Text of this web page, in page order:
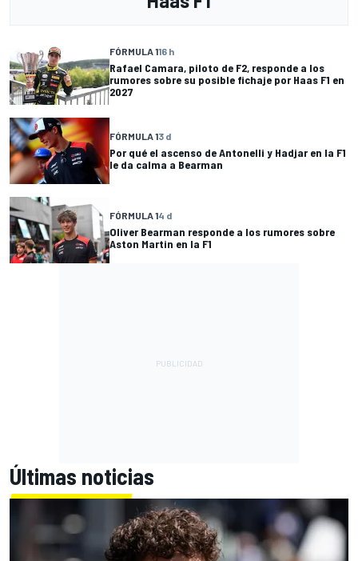
FÓRMULA 116 h
Rafael Camara, piloto de F2, responde a los
rumores sobre su posible fichaje por Haas F1 en
2027
FÓRMULA 13 d
Por qué el ascenso de Antonelli y Hadjar en la F1
le da calma a Bearman
FÓRMULA 14 d
Oliver Bearman responde a los rumores sobre
Aston Martin en la F1
Últimas noticias